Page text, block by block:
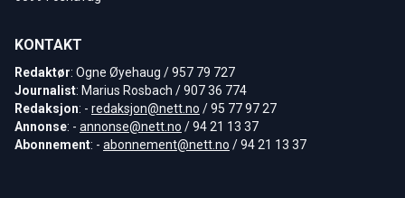
KONTAKT
Redaktør: Ogne Øyehaug / 957 79 727
Journalist: Marius Rosbach / 907 36 774
Redaksjon: - redaksjon@nett.no / 95 77 97 27
Annonse: - annonse@nett.no / 94 21 13 37
Abonnement: - abonnement@nett.no / 94 21 13 37